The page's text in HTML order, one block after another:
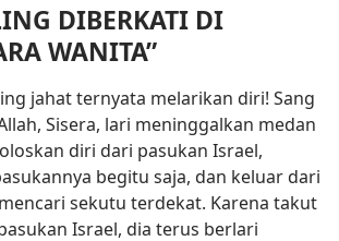
DIBERKATI DI
WANITA”
jahat ternyata melarikan diri! Sang
Sisera, lari meninggalkan medan
diri dari pasukan Israel,
begitu saja, dan keluar dari
sekutu terdekat. Karena takut
Israel, dia terus berlari